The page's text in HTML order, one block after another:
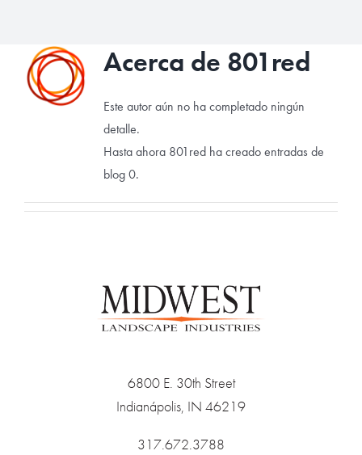
Contacto
Acerca de 801red
Este autor aún no ha completado ningún
detalle.
Hasta ahora 801red ha creado entradas de
blog 0.
6800 E. 30th Street
Indianápolis, IN 46219
317.672.3788